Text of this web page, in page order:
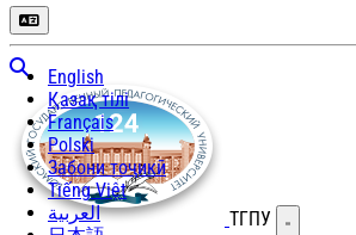
English
Қазақ тілі
Français
Polski
Забони тоҷикӣ
Tiếng Việt
العربية
ТГПУ Открыть